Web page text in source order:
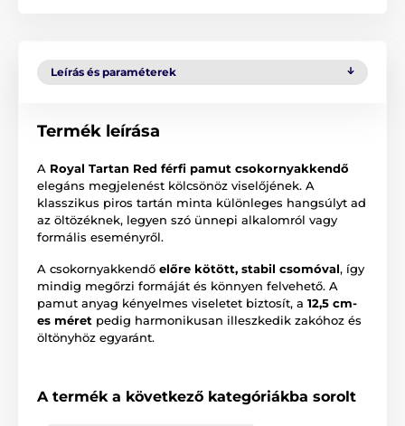
Leírás és paraméterek
Termék leírása
A Royal Tartan Red férfi pamut csokornyakkendő
elegáns megjelenést kölcsönöz viselőjének. A
klasszikus piros tartán minta különleges hangsúlyt ad
az öltözéknek, legyen szó ünnepi alkalomról vagy
formális eseményről.
A csokornyakkendő előre kötött, stabil csomóval, így
mindig megőrzi formáját és könnyen felvehető. A
pamut anyag kényelmes viseletet biztosít, a 12,5 cm-
es méret pedig harmonikusan illeszkedik zakóhoz és
öltönyhöz egyaránt.
A termék a következő kategóriákba sorolt